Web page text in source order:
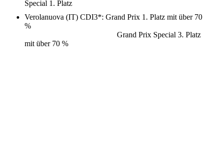
Special 1. Platz
Verolanuova (IT) CDI3*: Grand Prix 1. Platz mit über 70
%
Grand Prix Special 3. Platz
mit über 70 %